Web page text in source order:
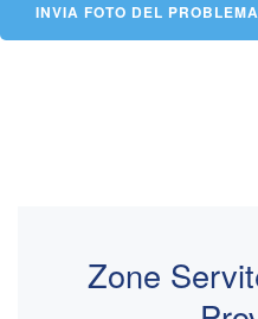
INVIA FOTO DEL
Zone